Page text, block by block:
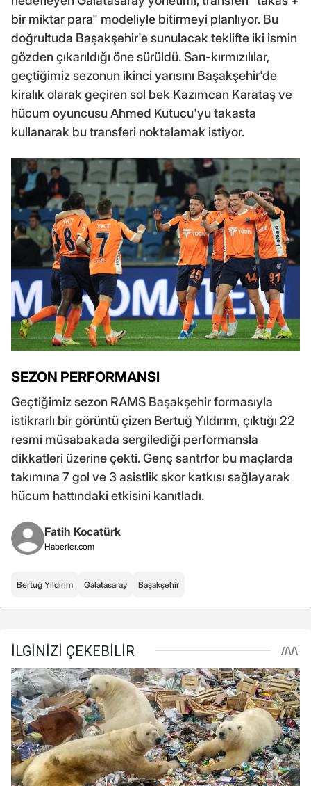
bir miktar para" modeliyle bitirmeyi planlıyor. Bu
doğrultuda Başakşehir'e sunulacak teklifte iki ismin
gözden çıkarıldığı öne sürüldü. Sarı-kırmızılılar,
geçtiğimiz sezonun ikinci yarısını Başakşehir'de
kiralık olarak geçiren sol bek Kazımcan Karataş ve
hücum oyuncusu Ahmed Kutucu'yu takasta
kullanarak bu transferi noktalamak istiyor.
SEZON PERFORMANSI
Geçtiğimiz sezon RAMS Başakşehir formasıyla
istikrarlı bir görüntü çizen Bertuğ Yıldırım, çıktığı 22
resmi müsabakada sergilediği performansla
dikkatleri üzerine çekti. Genç santrfor bu maçlarda
takımına 7 gol ve 3 asistlik skor katkısı sağlayarak
hücum hattındaki etkisini kanıtladı.
Fatih Kocatürk
Haberler.com
Bertuğ Yıldırım Galatasaray Başakşehir